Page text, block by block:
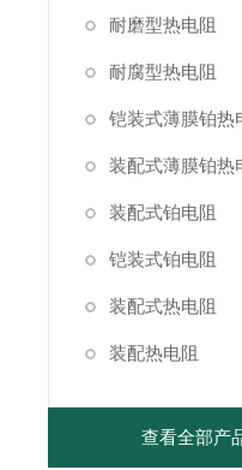
耐磨型热电阻
耐腐型热电阻
铠装式薄膜铂热
装配式薄膜铂热
装配式铂电阻
铠装式铂电阻
装配式热电阻
装配热电阻
查看全部产